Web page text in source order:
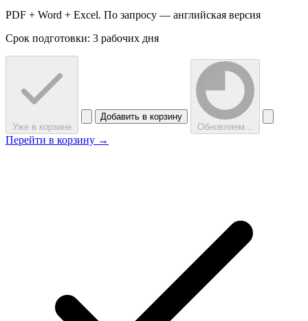
PDF + Word + Excel. По запросу — английская версия
Срок подготовки: 3 рабочих дня
Уже в корзине
Добавить в корзину
Обновляем...
Перейти в корзину →